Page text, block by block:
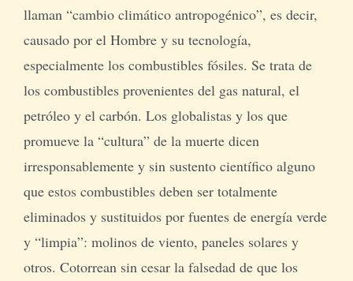
llaman “cambio climático antropogénico”, es decir,
causado por el Hombre y su tecnología,
especialmente los combustibles fósiles. Se trata de
los combustibles provenientes del gas natural, el
petróleo y el carbón. Los globalistas y los que
promueve la “cultura” de la muerte dicen
irresponsablemente y sin sustento científico alguno
que estos combustibles deben ser totalmente
eliminados y sustituidos por fuentes de energía verde
y “limpia”: molinos de viento, paneles solares y
otros. Cotorrean sin cesar la falsedad de que los